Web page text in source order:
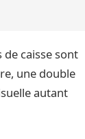
de caisse sont
une double
autant